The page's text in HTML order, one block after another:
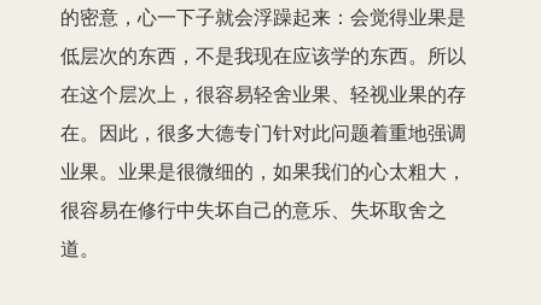
的密意，心一下子就会浮躁起来：会觉得业果是
低层次的东西，不是我现在应该学的东西。所以
在这个层次上，很容易轻舍业果、轻视业果的存
在。因此，很多大德专门针对此问题着重地强调
业果。业果是很微细的，如果我们的心太粗大，
很容易在修行中失坏自己的意乐、失坏取舍之
道。